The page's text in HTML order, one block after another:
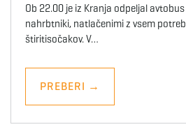
Ob 22.00 je iz Kranja odpeljal
nahrbtniki, natlačenimi z vsem
štiritisočakov. V…
PREBERI →